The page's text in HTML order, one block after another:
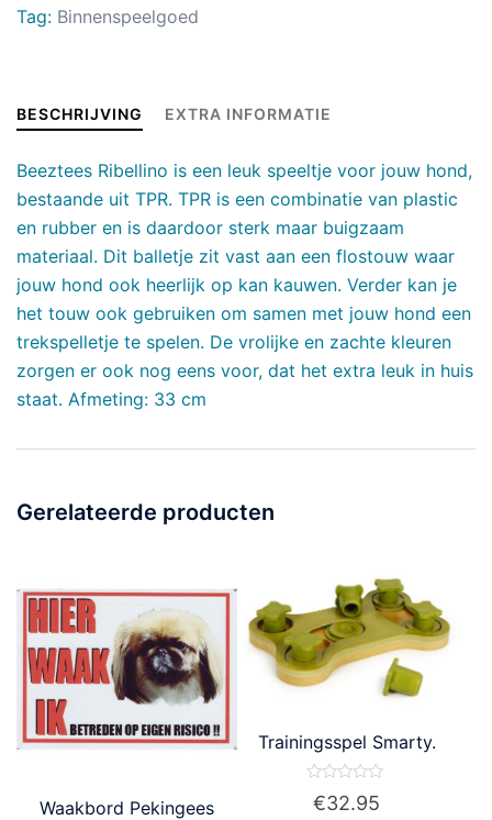
Tag: Binnenspeelgoed
BESCHRIJVING EXTRA INFORMATIE
Beeztees Ribellino is een leuk speeltje voor jouw hond,
bestaande uit TPR. TPR is een combinatie van plastic
en rubber en is daardoor sterk maar buigzaam
materiaal. Dit balletje zit vast aan een flostouw waar
jouw hond ook heerlijk op kan kauwen. Verder kan je
het touw ook gebruiken om samen met jouw hond een
trekspelletje te spelen. De vrolijke en zachte kleuren
zorgen er ook nog eens voor, dat het extra leuk in huis
staat. Afmeting: 33 cm
Gerelateerde producten
Waakbord Pekingees
Trainingsspel Smarty.
Waardering
0€32.95